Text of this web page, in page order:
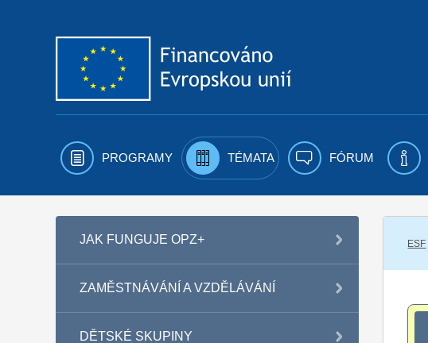
PROGRAMY TÉMATA FÓRUM
JAK FUNGUJE OPZ+
ZAMĚSTNÁVÁNÍ A VZDĚLÁVÁNÍ
DĚTSKÉ SKUPINY
ESF